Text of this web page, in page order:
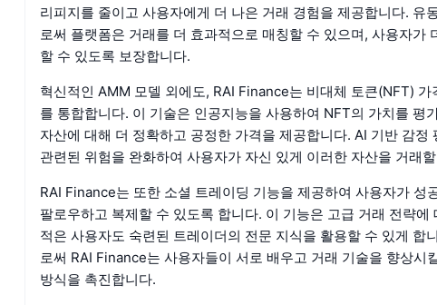
리피지를 줄이고 사용자에게 더 나은 거래 경험을 제공합니다. 유
로써 플랫폼은 거래를 더 효과적으로 매칭할 수 있으며, 사용자가
할 수 있도록 보장합니다.
혁신적인 AMM 모델 외에도, RAI Finance는 비대체 토큰(NFT)
를 통합합니다. 이 기술은 인공지능을 사용하여 NFT의 가치를 평
자산에 대해 더 정확하고 공정한 가격을 제공합니다. AI 기반 감정
관련된 위험을 완화하여 사용자가 자신 있게 이러한 자산을 거래
RAI Finance는 또한 소셜 트레이딩 기능을 제공하여 사용자가 성
팔로우하고 복제할 수 있도록 합니다. 이 기능은 고급 거래 전략에
적은 사용자도 숙련된 트레이더의 전문 지식을 활용할 수 있게 합
로써 RAI Finance는 사용자들이 서로 배우고 거래 기술을 향상시
방식을 촉진합니다.